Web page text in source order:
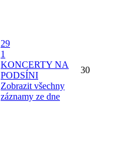
29
1
KONCERTY NA
PODSÍNI
Zobrazit všechny
záznamy ze dne
30